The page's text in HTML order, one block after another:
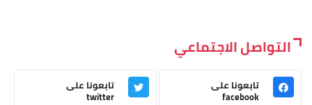
التواصل الاجتماعي
تابعونا على
facebook
تابعونا على
twitter